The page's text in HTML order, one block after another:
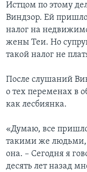
Истцом по этому
Виндзор. Ей
налог на
жены Теи. Но
такой налог не
После слушаний
о тех переменах в
как лесбиянка.
«Думаю, все
такими же людьми,
она. – Сегодня я
десять лет назад